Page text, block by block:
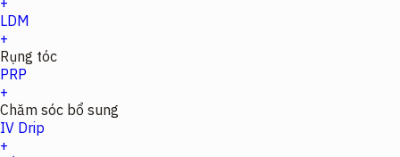
LDM
+
Rụng tóc
PRP
+
Chăm sóc bổ sung
IV Drip
+